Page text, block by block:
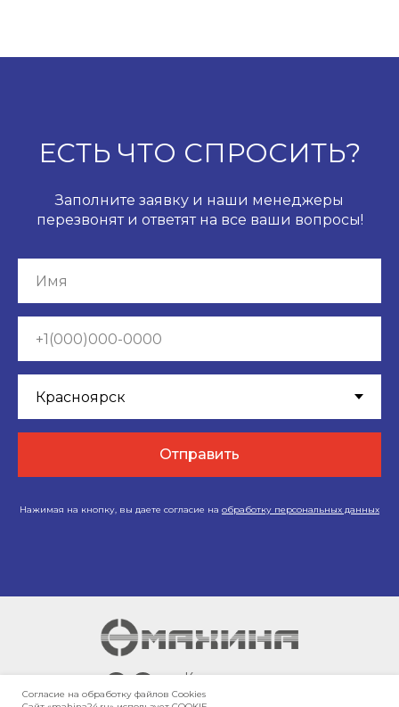
ЕСТЬ ЧТО СПРОСИТЬ?
Заполните заявку и наши менеджеры
перезвонят и ответят на все ваши вопросы!
Отправить
Нажимая на кнопку, вы даете согласие на обработку персональных данных
Согласие на обработку файлов Сookies
г. Красноярск,
Енисейский тракт,